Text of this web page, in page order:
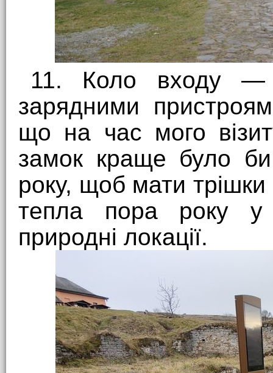
11. Коло входу —
зарядними
що на час мого
замок краще було би
року, щоб мати трішки
тепла пора року у
природні локації.